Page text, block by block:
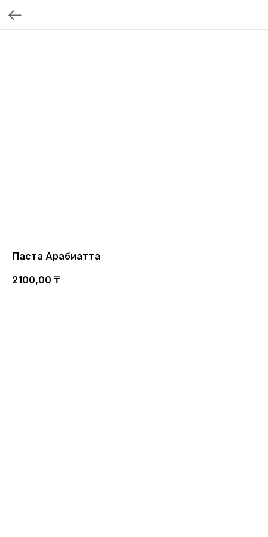
Паста Арабиатта
2100,00 ₸